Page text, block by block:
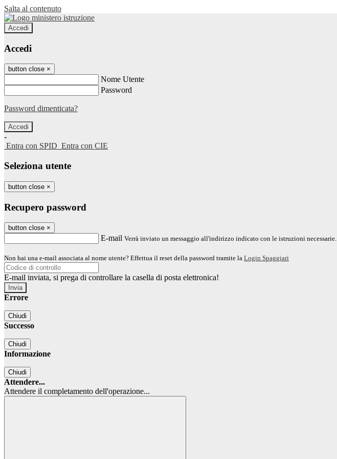
Salta al contenuto
Accedi
Accedi
button close ×
Nome Utente
Password
Password dimenticata?
-
Entra con SPID Entra con CIE
Seleziona utente
button close ×
Recupero password
button close ×
E-mail Verrà inviato un messaggio all'indirizzo indicato con le istruzioni necessarie.
Non hai una e-mail associata al nome utente? Effettua il reset della password tramite la Login Spaggiari
E-mail inviata, si prega di controllare la casella di posta elettronica!
Errore
Chiudi
Successo
Chiudi
Informazione
Chiudi
Attendere...
Attendere il completamento dell'operazione...